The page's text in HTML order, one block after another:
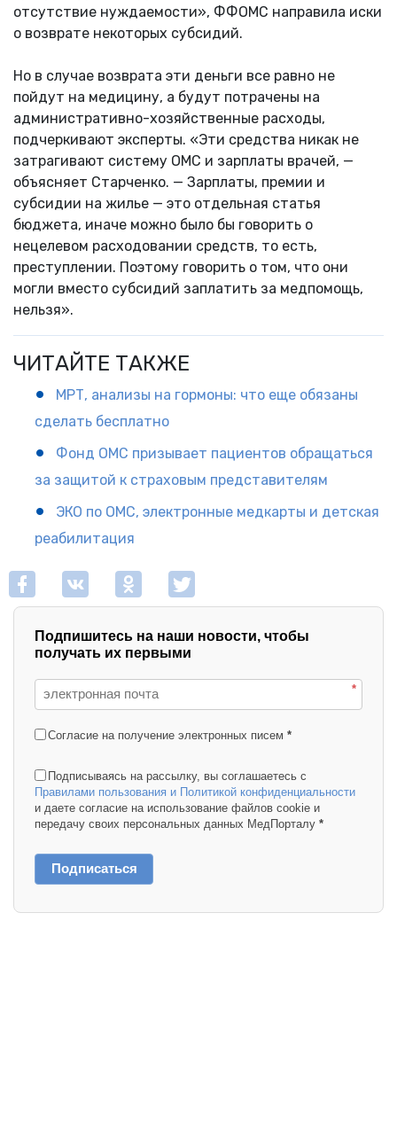
отсутствие нуждаемости», ФФОМС направила иски
о возврате некоторых субсидий.
Но в случае возврата эти деньги все равно не
пойдут на медицину, а будут потрачены на
административно-хозяйственные расходы,
подчеркивают эксперты. «Эти средства никак не
затрагивают систему ОМС и зарплаты врачей, —
объясняет Старченко. — Зарплаты, премии и
субсидии на жилье — это отдельная статья
бюджета, иначе можно было бы говорить о
нецелевом расходовании средств, то есть,
преступлении. Поэтому говорить о том, что они
могли вместо субсидий заплатить за медпомощь,
нельзя».
ЧИТАЙТЕ ТАКЖЕ
МРТ, анализы на гормоны: что еще обязаны
сделать бесплатно
Фонд ОМС призывает пациентов обращаться
за защитой к страховым представителям
ЭКО по ОМС, электронные медкарты и детская
реабилитация
Подпишитесь на наши новости, чтобы
получать их первыми
*
Согласие на получение электронных писем *
Подписываясь на рассылку, вы соглашаетесь с
Правилами пользования и Политикой конфиденциальности
и даете согласие на использование файлов cookie и
передачу своих персональных данных МедПорталу *
Подписаться